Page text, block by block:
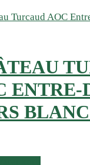
ENTRE-
BLANC